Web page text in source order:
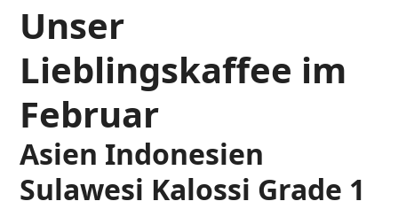
Unser
Lieblingskaffee im
Februar
Asien Indonesien
Sulawesi Kalossi Grade 1